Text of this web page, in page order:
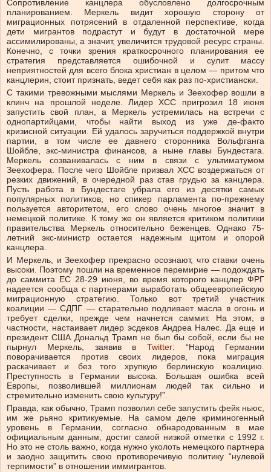
Сопротивление канцлера обусловлено долгосрочным
планированием. Меркель видит хорошую сторону от
миграционных потрясений в отдаленной перспективе, когда
дети мигрантов подрастут и будут в достаточной мере
ассимилированы, а значит, увеличится трудовой ресурс страны.
Конечно, с точки зрения краткосрочного планирования ее
стратегия представляется ошибочной и сулит массу
неприятностей для всего блока христиан в целом — притом что
канцлерин, стоит признать, ведет себя как раз по-христиански.
С такими тревожными мыслями Меркель и Зеехофер вошли в
клинч на прошлой неделе. Лидер ХСС пригрозил 18 июня
запустить свой план, а Меркель устремилась на встречи с
однопартийцами, чтобы найти выход из уже де-факто
кризисной ситуации. Ей удалось заручиться поддержкой внутри
партии, в том числе ее давнего сторонника Вольфганга
Шойбле, экс-министра финансов, а ныне главы Бундестага.
Меркель созванивалась с ним в связи с ультиматумом
Зеехофера. После чего Шойбле призвал ХСС воздержаться от
резких движений, в очередной раз став грудью за канцлера.
Пусть работа в Бундестаге убрала его из десятки самых
популярных политиков, но спикер парламента по-прежнему
пользуется авторитетом, его слово очень многое значит в
немецкой политике. К тому же он является критиком политики
правительства Меркель относительно беженцев. Однако 75-
летний экс-министр остается надежным щитом и опорой
канцлера.
И Меркель, и Зеехофер прекрасно осознают, что ставки очень
высоки. Поэтому пошли на временное перемирие — подождать
до саммита ЕС 28-29 июня, во время которого канцлер ФРГ
надеется сообща с партнерами выработать общеевропейскую
миграционную стратегию. Только вот третий участник
коалиции — СДПГ — старательно подливает масла в огонь и
требует сделки, прежде чем начнется саммит. На этом, в
частности, настаивает лидер эсдеков Андреа Налес. Да еще и
президент США Дональд Трамп не был бы собой, если бы не
пырнул Меркель, заявив вTwitter: “Народ Германии
поворачивается против своих лидеров, пока миграция
раскачивает и без того хрупкую берлинскую коалицию.
Преступность в Германии высока. Большая ошибка всей
Европы, позволившей миллионам людей так сильно и
стремительно изменить свою культуру!”.
Правда, как обычно, Трамп позволил себе запустить фейк ньюс,
им же рьяно критикуемые. На самом деле криминогенный
уровень в Германии, согласно обнародованным в мае
официальным данным, достиг самой низкой отметки с 1992 г.
Но это не столь важно, когда нужно уколоть немецкого партнера
и заодно защитить свою противоречивую политику “нулевой
терпимости” в отношении иммигрантов.